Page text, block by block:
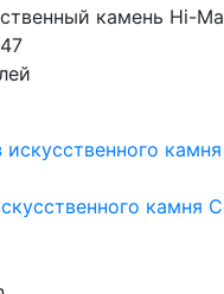
камень Hi-
камня